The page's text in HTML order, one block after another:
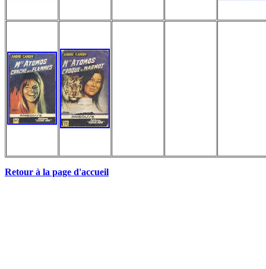
Retour à la page d'accueil